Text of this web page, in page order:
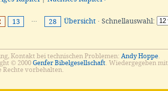
13 ··· 28 Übersicht · Schnellauswahl:
Kontakt bei technischen Problemen: Andy Hoppe
© 2000 Genfer Bibelgesellschaft . Wiedergegeben mit
vorbehalten.